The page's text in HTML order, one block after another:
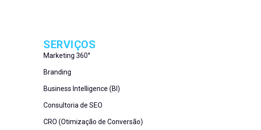
SERVIÇOS
Marketing 360°
Branding
Business Intelligence (BI)
Consultoria de SEO
CRO (Otimização de Conversão)